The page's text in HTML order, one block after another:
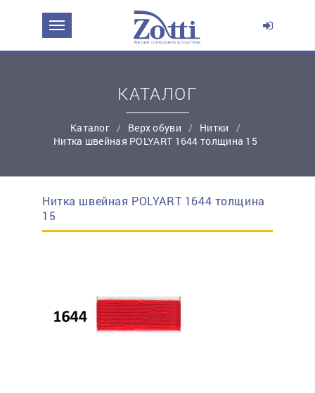
простую регистрацию
КАТАЛОГ
Каталог Верх обуви
Нитки
Нитка швейная POLYART 1644 толщина 15
Нитка швейная POLYART 1644 толщина
15
ЗАДАТЬ ВОПРОС О ПРОДУКТЕ
Эл. почта:*
Контактный телефон:*
Ваш вопрос: